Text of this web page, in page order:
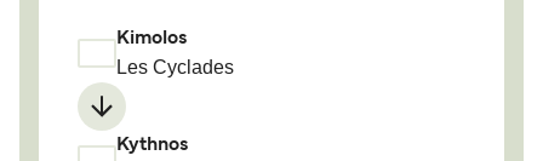
Kimolos
Les Cyclades
Kythnos